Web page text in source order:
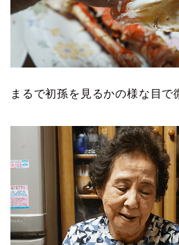
まるで初孫を見るかの様な目で